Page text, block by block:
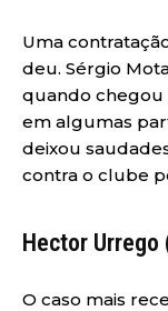
Uma
deu. Sérgio
quando chegou
em algumas
deixou
contra o clube
Hector Urrego
O caso mais